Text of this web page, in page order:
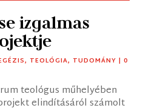
izgalmas
, TEOLÓGIA, TUDOMÁNY | 0
teológus műhelyében
elindításáról számolt